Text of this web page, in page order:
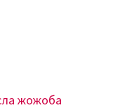
жожоба